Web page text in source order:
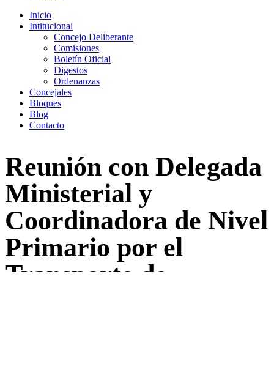
Inicio
Intitucional
Concejo Deliberante
Comisiones
Boletín Oficial
Digestos
Ordenanzas
Concejales
Bloques
Blog
Contacto
Reunión con Delegada
Ministerial y
Coordinadora de Nivel
Primario por el
Transporte de